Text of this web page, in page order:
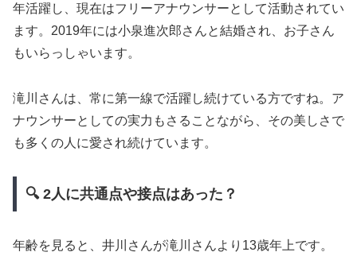
年活躍し、現在はフリーアナウンサーとして活動されてい
ます。2019年には小泉進次郎さんと結婚され、お子さん
もいらっしゃいます。
滝川さんは、常に第一線で活躍し続けている方ですね。ア
ナウンサーとしての実力もさることながら、その美しさで
も多くの人に愛され続けています。
🔍 2人に共通点や接点はあった？
年齢を見ると、井川さんが滝川さんより13歳年上です。